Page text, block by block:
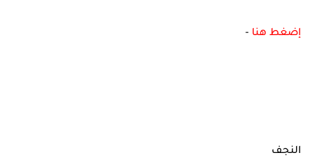
إضغط هنا -
النجف